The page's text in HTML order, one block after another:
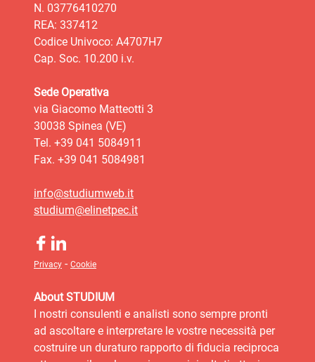
N. 03776410270
REA: 337412
Codice Univoco: A4707H7
Cap. Soc. 10.200 i.v.
Sede Operativa
via Giacomo Matteotti 3
30038 Spinea (VE)
Tel. +39 041 5084911
Fax. +39 041 5084981
info@studiumweb.it
studium@elinetpec.it
Privacy - Cookie
About STUDIUM
I nostri consulenti e analisti sono sempre pronti
ad ascoltare e interpretare le vostre necessità per
costruire un duraturo rapporto di fiducia reciproca